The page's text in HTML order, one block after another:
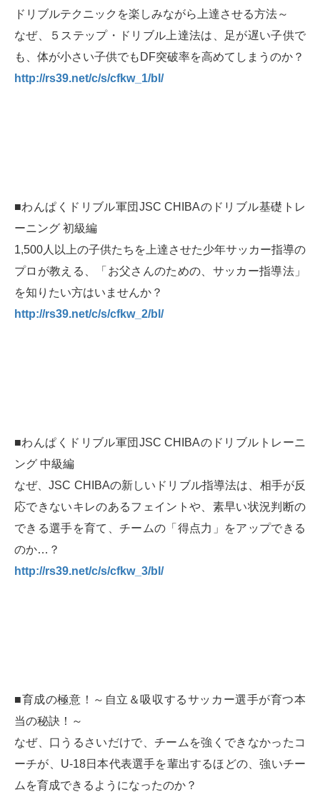
ドリブルテクニックを楽しみながら上達させる方法～
なぜ、５ステップ・ドリブル上達法は、足が遅い子供で
も、体が小さい子供でもDF突破率を高めてしまうのか？
http://rs39.net/c/s/cfkw_1/bl/
■わんぱくドリブル軍団JSC CHIBAのドリブル基礎トレ
ーニング 初級編
1,500人以上の子供たちを上達させた少年サッカー指導の
プロが教える、「お父さんのための、サッカー指導法」
を知りたい方はいませんか？
http://rs39.net/c/s/cfkw_2/bl/
■わんぱくドリブル軍団JSC CHIBAのドリブルトレーニ
ング 中級編
なぜ、JSC CHIBAの新しいドリブル指導法は、相手が反
応できないキレのあるフェイントや、素早い状況判断の
できる選手を育て、チームの「得点力」をアップできる
のか…？
http://rs39.net/c/s/cfkw_3/bl/
■育成の極意！～自立＆吸収するサッカー選手が育つ本
当の秘訣！～
なぜ、口うるさいだけで、チームを強くできなかったコ
ーチが、U-18日本代表選手を輩出するほどの、強いチー
ムを育成できるようになったのか？